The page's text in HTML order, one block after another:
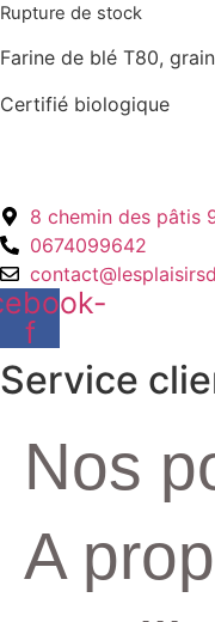
Rupture de stock
Farine de blé T80,
Certifié biologique
8 chemin des pâtis
0674099642
f
Service
Nos
A